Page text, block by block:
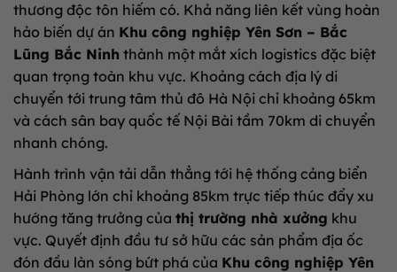
thương độc tôn hiếm có. Khả năng liên kết vùng hoàn
hảo biến dự án Khu công nghiệp Yên Sơn – Bắc
Lũng Bắc Ninh thành một mắt xích logistics đặc biệt
quan trọng toàn khu vực. Khoảng cách địa lý di
chuyển tới trung tâm thủ đô Hà Nội chỉ khoảng 65km
và cách sân bay quốc tế Nội Bài tầm 70km di chuyển
nhanh chóng.
Hành trình vận tải dẫn thẳng tới hệ thống cảng biển
Hải Phòng lớn chỉ khoảng 85km trực tiếp thúc đẩy xu
hướng tăng trưởng của thị trường nhà xưởng khu
vực. Quyết định đầu tư sở hữu các sản phẩm địa ốc
đón đầu làn sóng bứt phá của Khu công nghiệp Yên